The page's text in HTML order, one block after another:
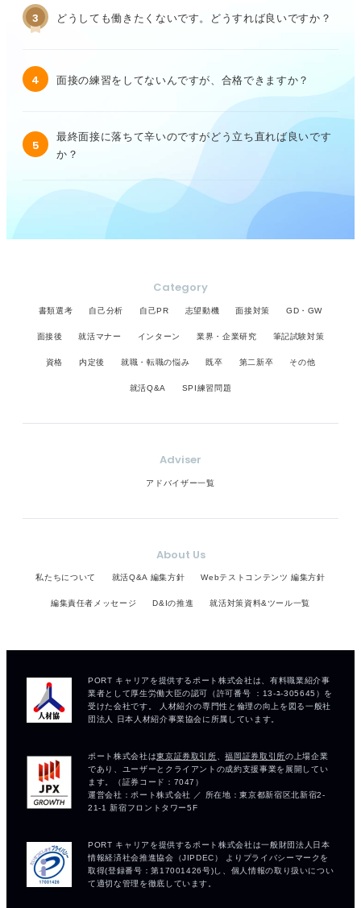
3 どうしても働きたくないです。どうすれば良いですか？
4 面接の練習をしてないんですが、合格できますか？
5
最終面接に落ちて辛いのですがどう立ち直れば良いです
か？
Category
書類選考 自己分析 自己PR 志望動機 面接対策 GD・GW
面接後 就活マナー インターン 業界・企業研究 筆記試験対策
資格 内定後 就職・転職の悩み 既卒 第二新卒 その他
就活Q&A SPI練習問題
Adviser
アドバイザー一覧
About Us
私たちについて 就活Q&A 編集方針 Webテストコンテンツ 編集方針
編集責任者メッセージ D&Iの推進 就活対策資料&ツール一覧